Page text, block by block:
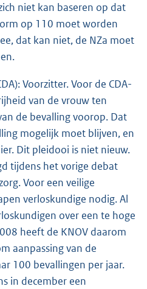
niet kan baseren op dat
op 110 moet worden
dat kan niet, de NZa moet
Voorzitter. Voor de CDA-
van de vrouw ten
de bevalling voorop. Dat
mogelijk moet blijven, en
Dit pleidooi is niet nieuw.
tijdens het vorige debat
Voor een veilige
verloskundige nodig. Al
over een te hoge
heeft de KNOV daarom
aanpassing van de
100 bevallingen per jaar.
in december een